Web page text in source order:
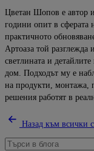
Цветан Шопов е автор
години опит в сферата
практичното
Артоаза той разглежда
светлината и
дом. Подходът му е
на продукти, монтажа,
решения работят в
Назад към всички